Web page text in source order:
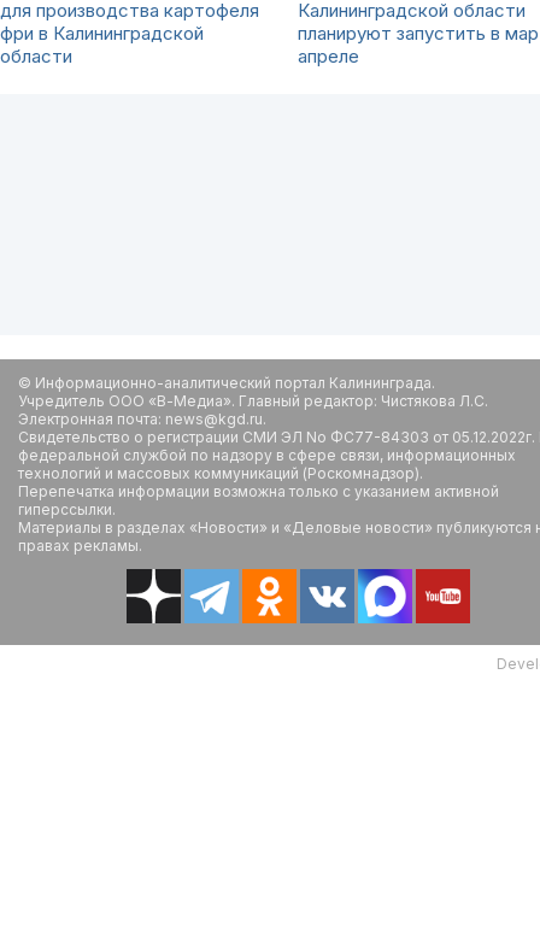
для производства картофеля
фри в Калининградской
области
Калининградской области
планируют запустить в
апреле
© Информационно-аналитический портал Калининграда.
Учредитель ООО «В-Медиа». Главный редактор: Чистякова Л.С.
Электронная почта: news@kgd.ru.
Свидетельство о регистрации СМИ ЭЛ No ФС77-84303 от
федеральной службой по надзору в сфере связи, информационных
технологий и массовых коммуникаций (Роскомнадзор).
Перепечатка информации возможна только с указанием активной
гиперссылки.
Материалы в разделах «Новости» и «Деловые новости» публикуются
правах рекламы.